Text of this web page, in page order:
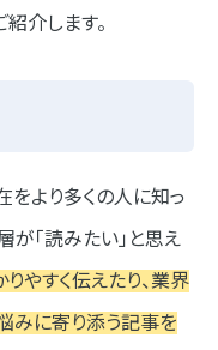
介します。
をより多くの人に知っ
が「読みたい」と思え
やすく伝えたり、業界
みに寄り添う記事を